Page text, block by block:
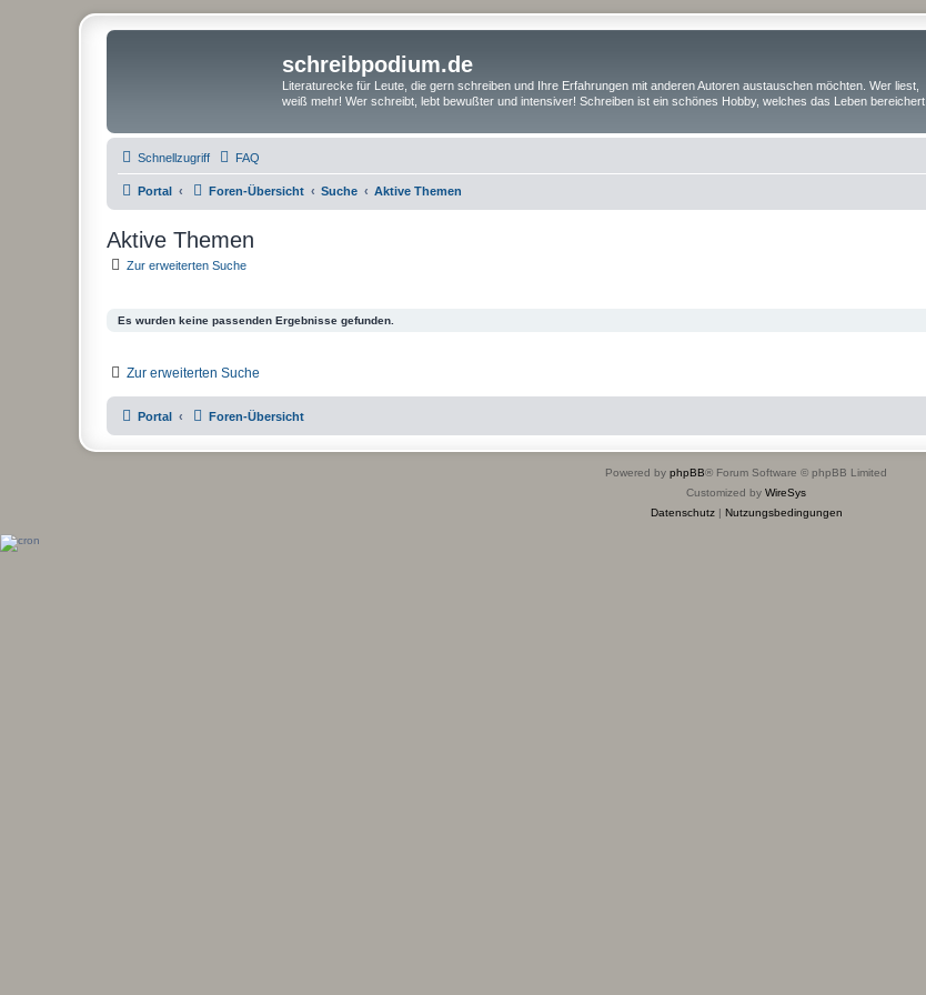
schreibpodium.de
Literaturecke für Leute, die gern schreiben und Ihre Erfahrungen mit anderen Autoren austauschen möchten. Wer liest,
weiß mehr! Wer schreibt, lebt bewußter und intensiver! Schreiben ist ein schönes Hobby, welches das Leben bereichert.
Schnellzugriff FAQ
Portal Foren-Übersicht Suche Aktive Themen
Aktive Themen
Zur erweiterten Suche
Es wurden keine passenden Ergebnisse gefunden.
Zur erweiterten Suche
Portal Foren-Übersicht
Powered by phpBB® Forum Software © phpBB Limited
Customized by WireSys
Datenschutz| Nutzungsbedingungen